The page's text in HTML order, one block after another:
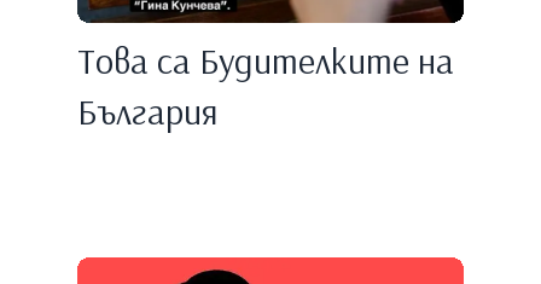
Това са Будителките на
България